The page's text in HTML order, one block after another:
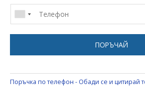
ЗА
ХЛАДИЛНИК
S2785
481228238175
ПОРЪЧАЙ
Поръчка по телефон - Обади се и цитирай